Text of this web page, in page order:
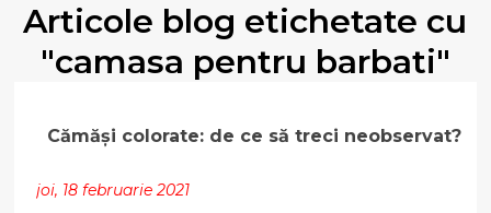
Articole blog etichetate cu
"camasa pentru barbati"
Cămăși colorate: de ce să treci neobservat?
joi, 18 februarie 2021